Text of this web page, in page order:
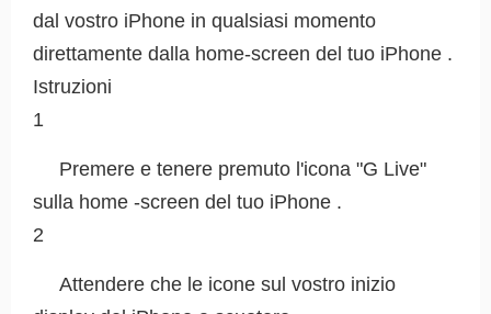
dal vostro iPhone in qualsiasi momento
direttamente dalla home-screen del tuo iPhone .
Istruzioni
1
Premere e tenere premuto l'icona "G Live"
sulla home -screen del tuo iPhone .
2
Attendere che le icone sul vostro inizio